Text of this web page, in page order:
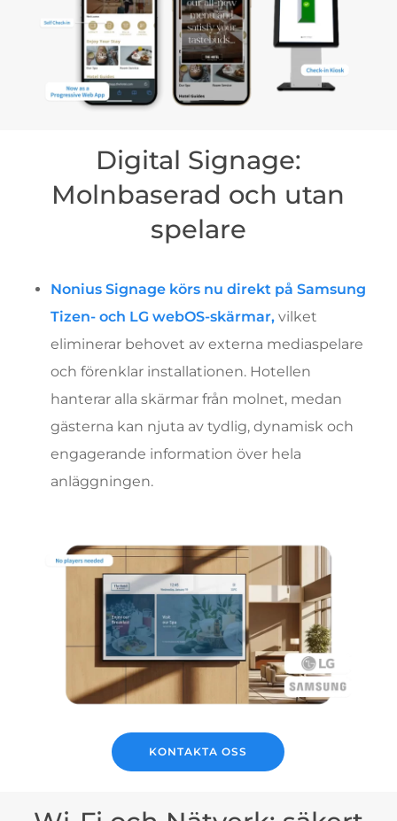
Digital Signage:
Molnbaserad och utan
spelare
Nonius Signage körs nu direkt på Samsung
Tizen- och LG webOS-skärmar,vilket
eliminerar behovet av externa mediaspelare
och förenklar installationen. Hotellen
hanterar alla skärmar från molnet, medan
gästerna kan njuta av tydlig, dynamisk och
engagerande information över hela
anläggningen.
KONTAKTA OSS